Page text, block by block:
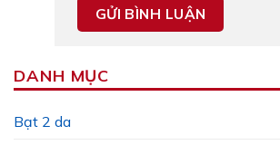
DANH MỤC
Bạt 2 da